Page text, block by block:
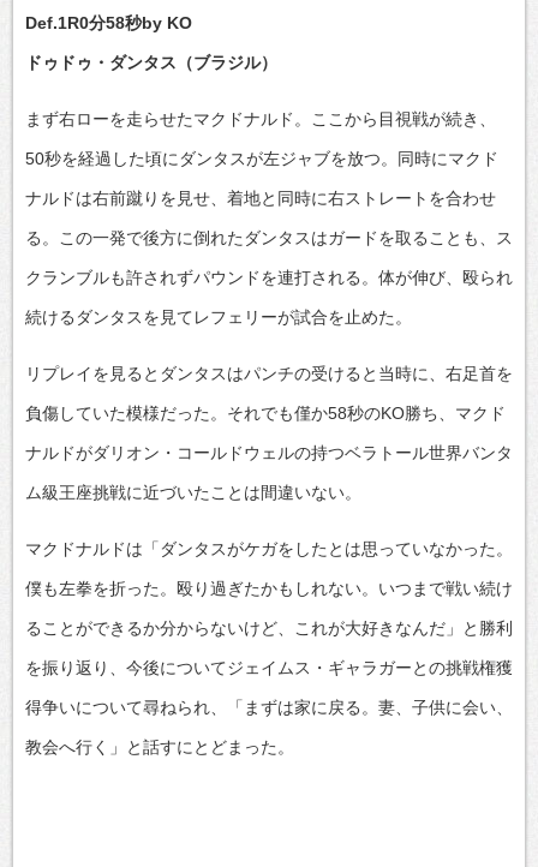
Def.1R0分58秒by KO
ドゥドゥ・ダンタス（ブラジル）
まず右ローを走らせたマクドナルド。ここから目視戦が続き、
50秒を経過した頃にダンタスが左ジャブを放つ。同時にマクド
ナルドは右前蹴りを見せ、着地と同時に右ストレートを合わせ
る。この一発で後方に倒れたダンタスはガードを取ることも、ス
クランブルも許されずパウンドを連打される。体が伸び、殴られ
続けるダンタスを見てレフェリーが試合を止めた。
リプレイを見るとダンタスはパンチの受けると当時に、右足首を
負傷していた模様だった。それでも僅か58秒のKO勝ち、マクド
ナルドがダリオン・コールドウェルの持つベラトール世界バンタ
ム級王座挑戦に近づいたことは間違いない。
マクドナルドは「ダンタスがケガをしたとは思っていなかった。
僕も左拳を折った。殴り過ぎたかもしれない。いつまで戦い続け
ることができるか分からないけど、これが大好きなんだ」と勝利
を振り返り、今後についてジェイムス・ギャラガーとの挑戦権獲
得争いについて尋ねられ、「まずは家に戻る。妻、子供に会い、
教会へ行く」と話すにとどまった。